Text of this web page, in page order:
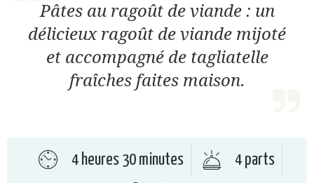
Pâtes au ragoût de viande : un
délicieux ragoût de viande mijoté
et accompagné de tagliatelle
fraîches faites maison.
4 heures 30 minutes
4 parts